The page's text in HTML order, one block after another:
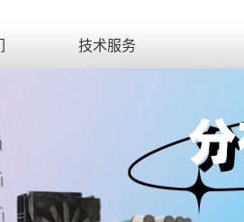
技术服务